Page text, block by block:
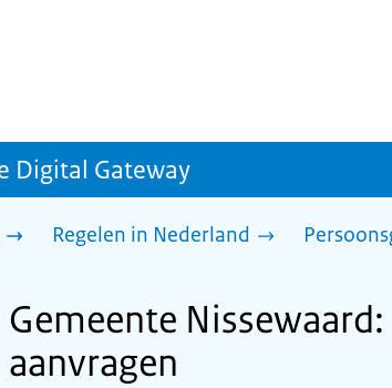
Digital Gateway
Regelen in Nederland
Gemeente
aanvragen